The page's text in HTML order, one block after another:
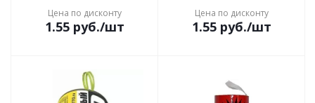
Цена по дисконту
1.55руб./шт
Цена по дисконту
1.55руб./шт